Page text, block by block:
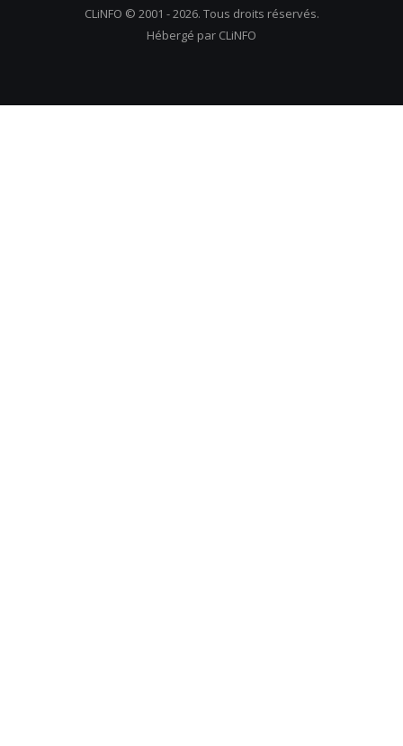
CLiNFO © 2001 - 2026. Tous droits réservés.
Hébergé par CLiNFO